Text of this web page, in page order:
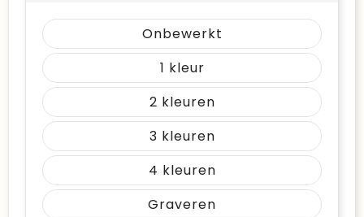
Onbewerkt
1
2
3
4
Graveren